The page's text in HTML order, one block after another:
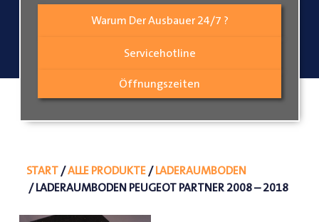
Warum Der Ausbauer 24/7 ?
Servicehotline
Öffnungszeiten
START/ALLE PRODUKTE/LADERAUMBODEN
/ LADERAUMBODEN PEUGEOT PARTNER 2008 – 2018